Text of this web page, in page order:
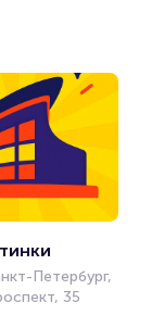
Петербург,
35